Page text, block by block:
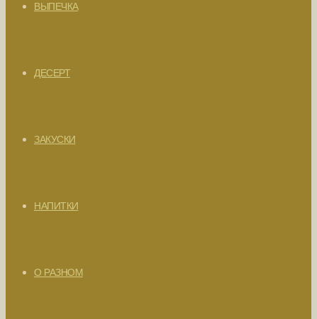
ВЫПЕЧКА
ДЕСЕРТ
ЗАКУСКИ
НАПИТКИ
О РАЗНОМ